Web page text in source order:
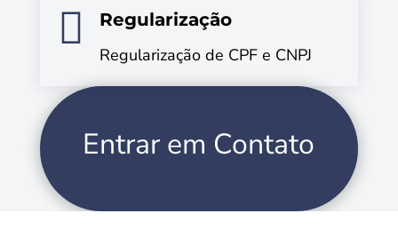

Regularização
Regularização de CPF e CNPJ
Entrar em Contato